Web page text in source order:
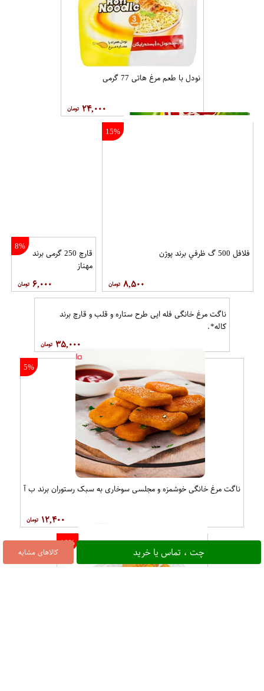
کالاهای مشابه چت ، تماس یا خرید
نودل با طعم مرغ هاتی 77 گرمی
۲۴,۰۰۰
15%
فلافل 500 گ ظرفي برند پوژن
۸,۵۰۰
8%
قارچ 250 گرمی برند
مهناز
۶,۰۰۰
ناگت مرغ خانگی فله ایی طرح ستاره و قلب و قارچ برند
کاله*.
۳۵,۰۰۰
5%
ناگت مرغ خانگی خوشمزه و مجلسی سوخاری به سبک رستوران برند ب آ
۱۲,۴۰۰
10%